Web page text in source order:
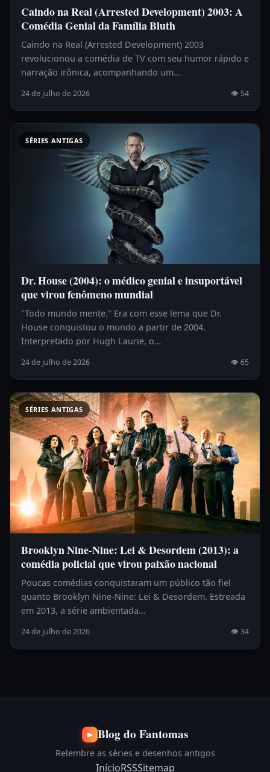
Caindo na Real (Arrested Development) 2003: A
Comédia Genial da Família Bluth
Caindo na Real (Arrested Development) 2003
revolucionou a comédia de TV com seu humor rápido e
narração irônica, acompanhando um…
24 de julho de 2026 👁 54
SÉRIES ANTIGAS
Dr. House (2004): o médico genial e insuportável
que virou fenômeno mundial
"Todo mundo mente." Era com esse lema que Dr.
House conquistou o mundo a partir de 2004.
Interpretado por Hugh Laurie, o…
24 de julho de 2026 👁 65
SÉRIES ANTIGAS
Brooklyn Nine-Nine: Lei & Desordem (2013): a
comédia policial que virou paixão nacional
Poucas comédias conquistaram um público tão fiel
quanto Brooklyn Nine-Nine: Lei & Desordem. Estreada
em 2013, a série ambientada…
24 de julho de 2026 👁 34
▶ Blog do Fantomas
Relembre as séries e desenhos antigos
InícioRSSSitemap